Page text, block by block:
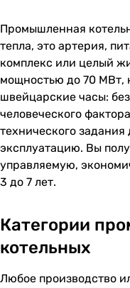
Промышленная
тепла, это артерия,
комплекс или целый
мощностью до 70 МВт,
швейцарские часы:
человеческого
технического
эксплуатацию. Вы
управляемую,
3 до 7 лет.
Категории
котельных
Любое производство